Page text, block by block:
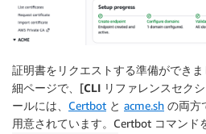
証明書をリクエストする準備ができ
細ページで、[CLI リファレンスセク
ールには、 Certbot と acme.sh の両方
用意されています。Certbot コマンド